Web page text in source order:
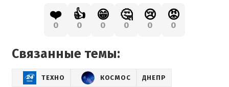
❤️
0
👍
0
😁
0
🤔
0
😢
0
😡
0
Связанные темы:
ТЕХНО КОСМОС ДНЕПР